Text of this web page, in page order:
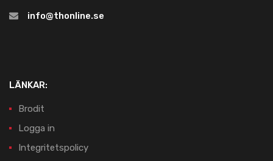
info@thonline.se
LÄNKAR:
Brodit
Logga in
Integritetspolicy